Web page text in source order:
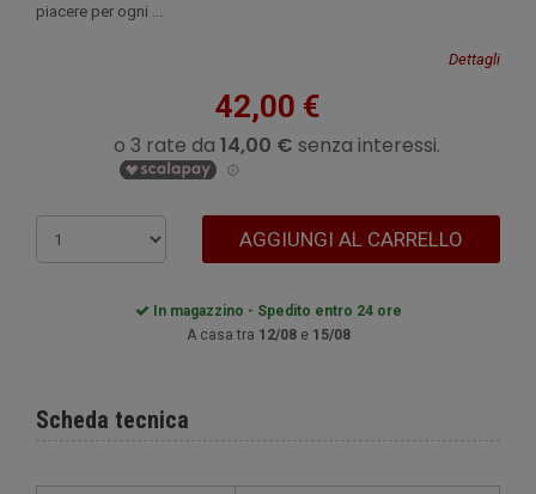
piacere per ogni ...
Dettagli
42,00 €
AGGIUNGI AL CARRELLO
In magazzino - Spedito entro 24 ore
A casa tra 12/08e 15/08
Scheda tecnica